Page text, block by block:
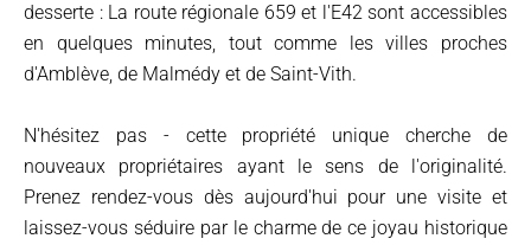
desserte : La route régionale 659 et l'E42 sont accessibles
en quelques minutes, tout comme les villes proches
d'Amblève, de Malmédy et de Saint-Vith.
N'hésitez pas - cette propriété unique cherche de
nouveaux propriétaires ayant le sens de l'originalité.
Prenez rendez-vous dès aujourd'hui pour une visite et
laissez-vous séduire par le charme de ce joyau historique